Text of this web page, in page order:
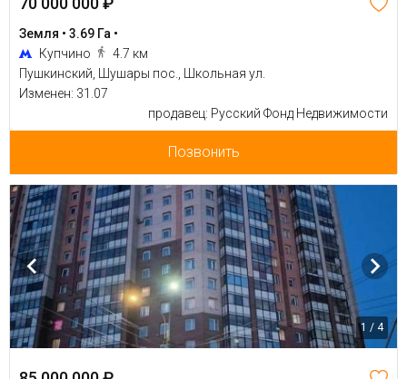
Земля • 3.69 Га •
Купчино
4.7 км
Пушкинский, Шушары пос., Школьная ул.
Изменен: 31.07
продавец: Русский Фонд Недвижимости
Позвонить
1 / 4